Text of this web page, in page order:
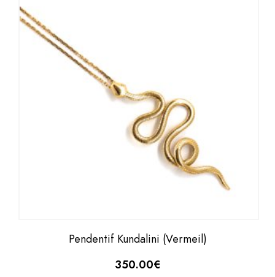
Pendentif Kundalini (Vermeil)
350.00€